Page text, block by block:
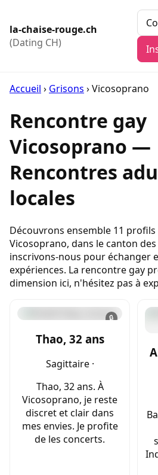
la-chaise-rouge.ch
(Dating CH)
Accueil › Grisons ›Vicosoprano
Rencontre gay
Vicosoprano —
Rencontres
locales
Découvrons ensemble 11
Vicosoprano, dans le canton
inscrivons-nous pour échanger
expériences. La rencontre gay
dimension ici, n'hésitez pas à
🔒
Thao, 32 ans
Sagittaire ·
Thao, 32 ans. À
Vicosoprano, je reste
discret et clair dans
mes envies. Je profite
de les concerts.